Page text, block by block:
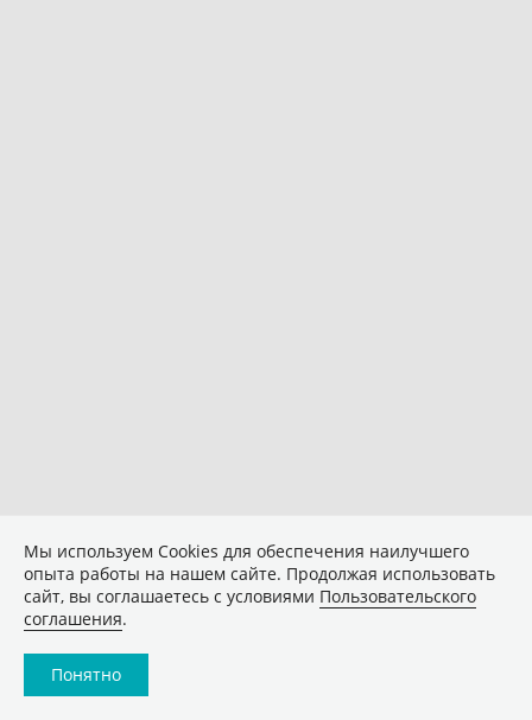
Мы используем Сookies для обеспечения наилучшего
опыта работы на нашем сайте. Продолжая использовать
сайт, вы соглашаетесь с условиями Пользовательского
соглашения.
Понятно